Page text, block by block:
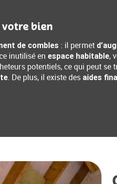
votre bien
de combles : il permet
inutilisé en espace habitable,
potentiels, ce qui peut se
. De plus, il existe des aides